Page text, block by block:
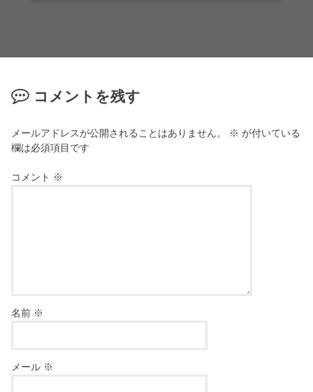
コメントを残す
メールアドレスが公開されることはありません。 ※ が付いている
欄は必須項目です
コメント ※
名前 ※
メール ※